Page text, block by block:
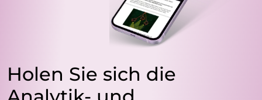
Holen Sie sich die